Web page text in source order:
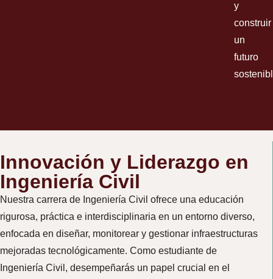
y
construir
un
futuro
Innovación y Liderazgo en
Ingeniería Civil
Nuestra carrera de Ingeniería Civil ofrece una educación
rigurosa, práctica e interdisciplinaria en un entorno diverso,
enfocada en diseñar, monitorear y gestionar infraestructuras
mejoradas tecnológicamente. Como estudiante de
Ingeniería Civil, desempeñarás un papel crucial en el